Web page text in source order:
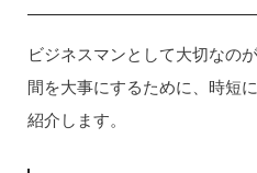
ビジネスマンとして大切なの
間を大事にするために、時短
紹介します。